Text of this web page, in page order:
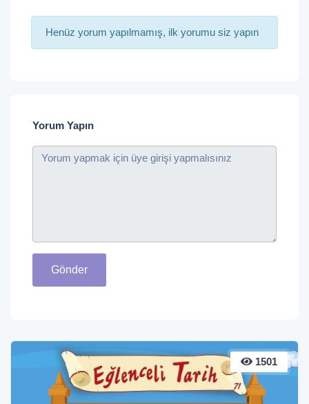
Henüz yorum yapılmamış, ilk yorumu siz yapın
Yorum Yapın
Gönder
1501